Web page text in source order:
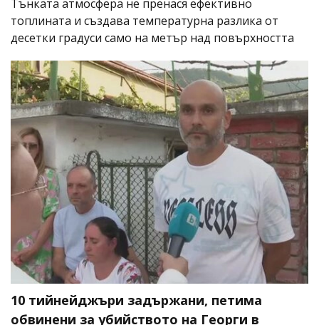
Тънката атмосфера не пренася ефективно
топлината и създава температурна разлика от
десетки градуси само на метър над повърхността
10 тийнейджъри задържани, петима
обвинени за убийството на Георги в